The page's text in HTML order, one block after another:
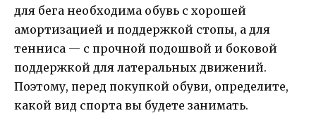
для бега необходима обувь с хорошей
амортизацией и поддержкой стопы, а для
тенниса — с прочной подошвой и боковой
поддержкой для латеральных движений.
Поэтому, перед покупкой обуви, определите,
какой вид спорта вы будете занимать.